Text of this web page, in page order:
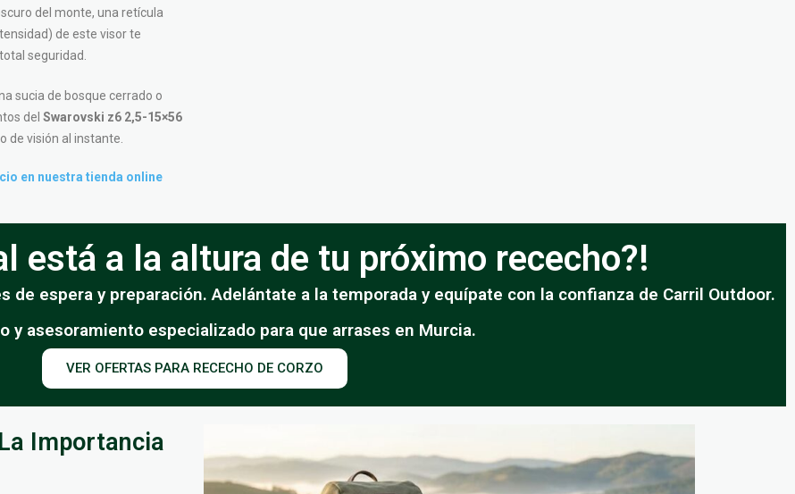
del monte, una retícula
de este visor te
seguridad.
sucia de bosque cerrado o
del Swarovski z6 2,5-15×56
de visión al instante.
en nuestra tienda online
está a la altura de tu próximo rececho?!
espera y preparación. Adelántate a la temporada y equípate con la confianza de Carril Outdoor.
y asesoramiento especializado para que arrases en Murcia.
VER OFERTAS PARA RECECHO DE CORZO
Importancia